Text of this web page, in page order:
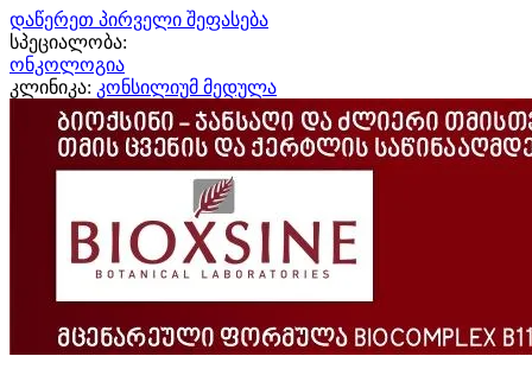
დაწერეთ პირველი შეფასება
სპეციალობა:
ონკოლოგია
კლინიკა: კონსილიუმ მედულა